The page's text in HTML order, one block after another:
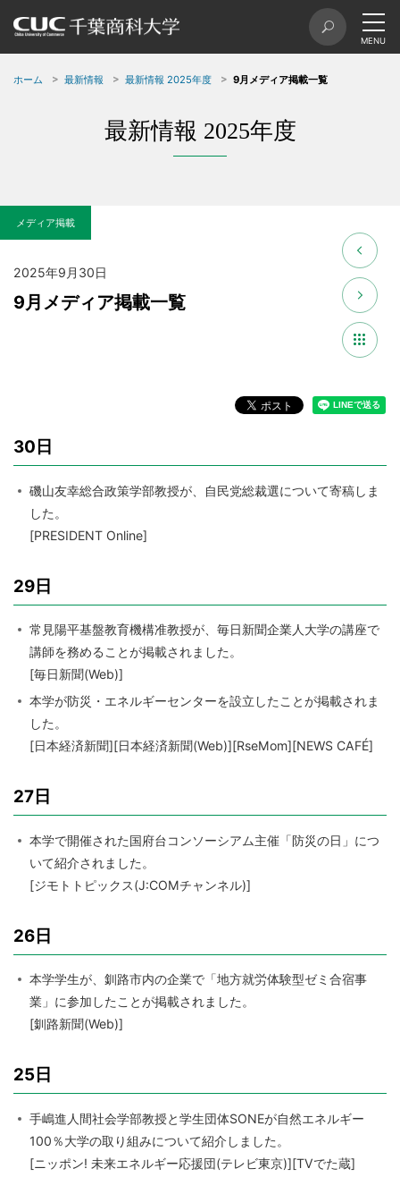
ホーム 最新情報 最新情報 2025年度 9月メディア掲載一覧
最新情報 2025年度
メディア掲載
2025年9月30日
9月メディア掲載一覧
30日
磯山友幸総合政策学部教授が、自民党総裁選について寄稿しま
した。
[PRESIDENT Online]
29日
常見陽平基盤教育機構准教授が、毎日新聞企業人大学の講座で
講師を務めることが掲載されました。
[毎日新聞(Web)]
本学が防災・エネルギーセンターを設立したことが掲載されま
した。
[日本経済新聞][日本経済新聞(Web)][RseMom][NEWS CAFÉ]
27日
本学で開催された国府台コンソーシアム主催「防災の日」につ
いて紹介されました。
[ジモトトピックス(J:COMチャンネル)]
26日
本学学生が、釧路市内の企業で「地方就労体験型ゼミ合宿事
業」に参加したことが掲載されました。
[釧路新聞(Web)]
25日
手嶋進人間社会学部教授と学生団体SONEが自然エネルギー
100％大学の取り組みについて紹介しました。
[ニッポン! 未来エネルギー応援団(テレビ東京)][TVでた蔵]